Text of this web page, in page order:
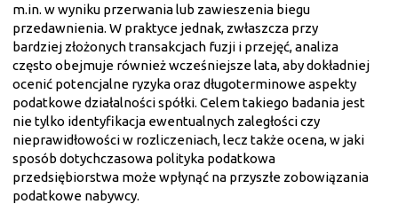
m.in. w wyniku przerwania lub zawieszenia biegu
przedawnienia. W praktyce jednak, zwłaszcza przy
bardziej złożonych transakcjach fuzji i przejęć, analiza
często obejmuje również wcześniejsze lata, aby dokładniej
ocenić potencjalne ryzyka oraz długoterminowe aspekty
podatkowe działalności spółki. Celem takiego badania jest
nie tylko identyfikacja ewentualnych zaległości czy
nieprawidłowości w rozliczeniach, lecz także ocena, w jaki
sposób dotychczasowa polityka podatkowa
przedsiębiorstwa może wpłynąć na przyszłe zobowiązania
podatkowe nabywcy.